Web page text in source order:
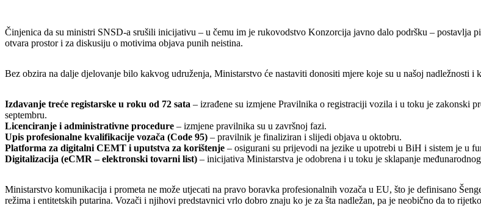
Činjenica da su ministri SNSD-a srušili inicijativu – u čemu im je rukovodstvo Konzorcija javno dalo podršku – postavlja
otvara prostor i za diskusiju o motivima objava punih neistina.
Bez obzira na dalje djelovanje bilo kakvog udruženja, Ministarstvo će nastaviti donositi mjere koje su u našoj nadležnosti i
Izdavanje treće registarske u roku od 72 sata – izrađene su izmjene Pravilnika o registraciji vozila i u toku je zakonski
septembru.
Licenciranje i administrativne procedure – izmjene pravilnika su u završnoj fazi.
Upis profesionalne kvalifikacije vozača (Code 95) – pravilnik je finaliziran i slijedi objava u oktobru.
Platforma za digitalni CEMT i uputstva za korištenje – osigurani su prijevodi na jezike u upotrebi u BiH i sistem je u
Digitalizacija (eCMR – elektronski tovarni list) – inicijativa Ministarstva je odobrena i u toku je sklapanje
Ministarstvo komunikacija i prometa ne može utjecati na pravo boravka profesionalnih vozača u EU, što je definisano
režima i entitetskih putarina. Vozači i njihovi predstavnici vrlo dobro znaju ko je za šta nadležan, pa je neobično da to